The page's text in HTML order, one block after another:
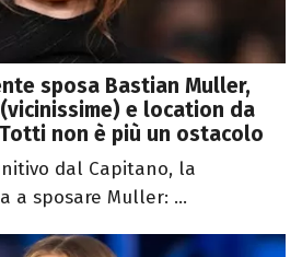
sposa Bastian Muller,
e location da
non è più un ostacolo
dal Capitano, la
a sposare Muller: ...